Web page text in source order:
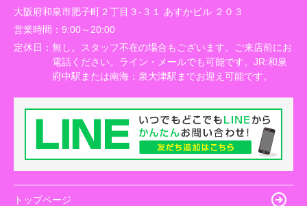
大阪府和泉市肥子町２丁目３-３１ あすかビル ２０３
営業時間： 9:00～20:00
定休日： 無し。スタッフ不在の場合もございます。ご来店前にお
電話ください。ライン・メールでも可能です。JR:和泉
府中駅または南海：泉大津駅までお迎え可能です。
トップページ